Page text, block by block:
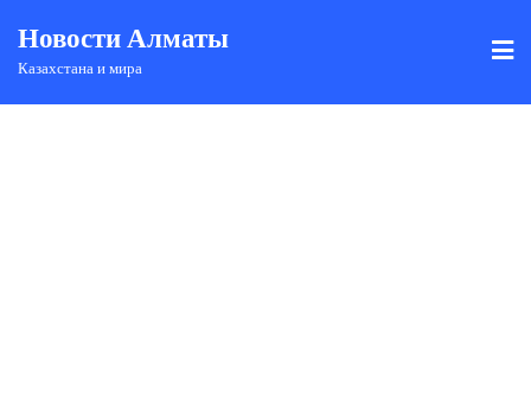
Новости Алматы
Казахстана и мира